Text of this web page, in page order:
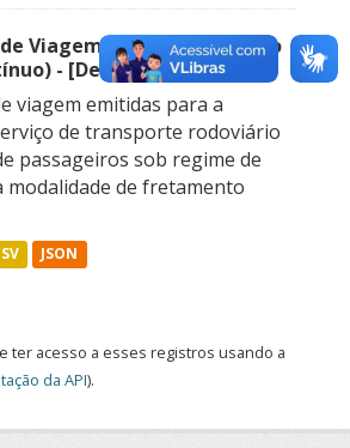
Viagem Nacional – Serviço
- [Descontinuado]
viagem emitidas para a
de transporte rodoviário
passageiros sob regime de
de fretamento
JSON
ter acesso a esses registros usando a
da API).